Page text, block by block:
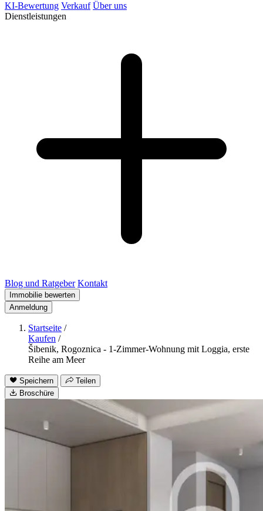
KI-Bewertung Verkauf Über uns
Dienstleistungen
Blog und Ratgeber Kontakt
Immobilie bewerten
Anmeldung
Startseite /
Kaufen /
Šibenik, Rogoznica - 1-Zimmer-Wohnung mit Loggia, erste
Reihe am Meer
Speichern
Teilen
Broschüre